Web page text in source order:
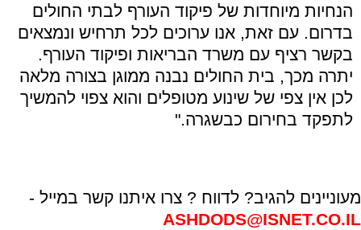
הנחיות מיוחדות של פיקוד העורף לבתי החולים
בדרום. עם זאת, אנו ערוכים לכל תרחיש ונמצאים
בקשר רציף עם משרד הבריאות ופיקוד העורף.
יתרה מכך, בית החולים נבנה ממוגן בצורה מלאה
לכן אין צפי של שינוע מטופלים והוא צפוי להמשיך
לתפקד בחירום כבשגרה."
מעוניינים להגיב? לדווח ? צרו איתנו קשר במייל -
ASHDODS@ISNET.CO.IL